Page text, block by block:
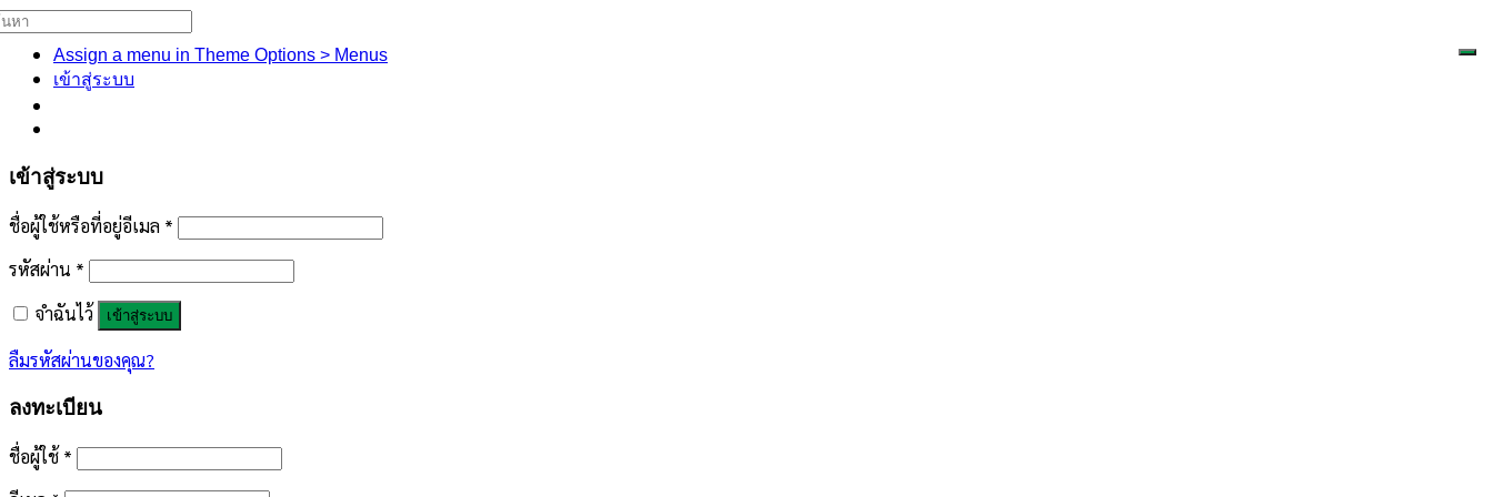
หา:
Assign a menu in Theme Options > Menus
เข้าสู่ระบบ
เข้าสู่ระบบ
ชื่อผู้ใช้หรือที่อยู่อีเมล *
รหัสผ่าน *
จำฉันไว้
เข้าสู่ระบบ
ลืมรหัสผ่านของคุณ?
ลงทะเบียน
ชื่อผู้ใช้ *